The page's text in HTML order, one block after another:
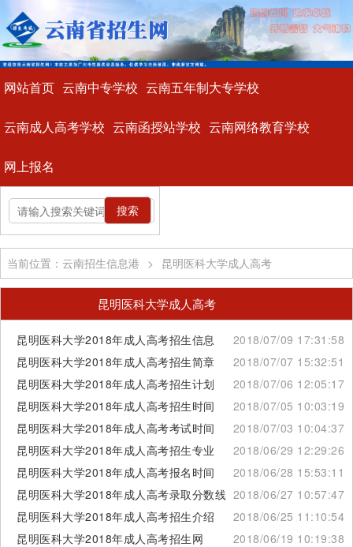
网站首页 云南中专学校 云南五年制大专学校
云南成人高考学校 云南函授站学校 云南网络教育学校
网上报名
当前位置：云南招生信息港 > 昆明医科大学成人高考
昆明医科大学成人高考
昆明医科大学2018年成人高考招生信息
2018/07/09 17:31:58
昆明医科大学2018年成人高考招生简章
2018/07/07 15:32:51
昆明医科大学2018年成人高考招生计划
2018/07/06 12:05:17
昆明医科大学2018年成人高考招生时间
2018/07/05 10:03:19
昆明医科大学2018年成人高考考试时间
2018/07/03 10:04:37
昆明医科大学2018年成人高考招生专业
2018/06/29 12:29:26
昆明医科大学2018年成人高考报名时间
2018/06/28 15:53:11
昆明医科大学2018年成人高考录取分数线 2018/06/27 10:57:47
昆明医科大学2018年成人高考招生介绍
2018/06/25 11:10:54
昆明医科大学2018年成人高考招生网
2018/06/19 10:19:38